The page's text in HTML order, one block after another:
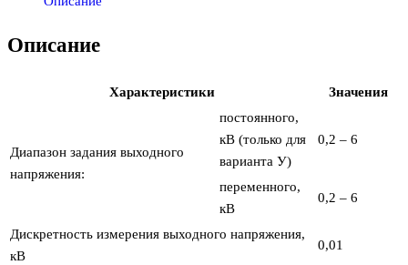
Описание
Xарактеристики Значения
Диапазон задания выходного
напряжения:
постоянного,
кВ (только для
варианта У)
0,2 – 6
переменного,
кВ
0,2 – 6
Дискретность измерения выходного напряжения,
кВ
0,01